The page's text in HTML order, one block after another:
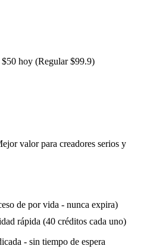
hoy (Regular $99.9)
valor para creadores serios y
de por vida - nunca expira)
rápida (40 créditos cada uno)
- sin tiempo de espera